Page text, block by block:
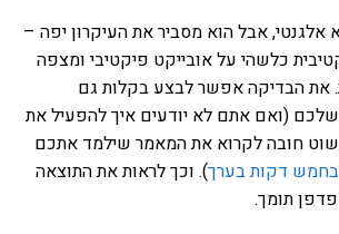
אלגנטי, אבל הוא מסביר את העיקרון יפה –
כלשהי על אובייקט פיקטיבי ומצפה
את הבדיקה אפשר לבצע בקלות גם
(ואם אתם לא יודעים איך להפעיל את
חובה לקרוא את המאמר שילמד אתכם
בחמש דקות בערך). וכך לראות את התוצאה
תומך.